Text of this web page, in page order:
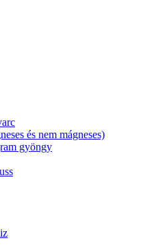
és nem mágneses)
gyöngy